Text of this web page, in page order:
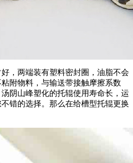
，两端装有塑料密封圈，油脂不会
附物料，与输送带接触摩擦系数
阴山峰塑化的托辊使用寿命长，运
错的选择。那么在给槽型托辊更换